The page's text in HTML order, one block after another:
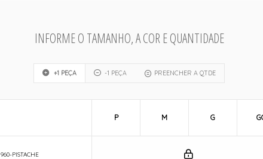
INFORME O TAMANHO, A COR E QUANTIDADE
+1 PEÇA -1 PEÇA PREENCHER A QTDE
960-PISTACHE
P M G